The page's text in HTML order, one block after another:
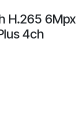
H.265 6Mpx
4ch